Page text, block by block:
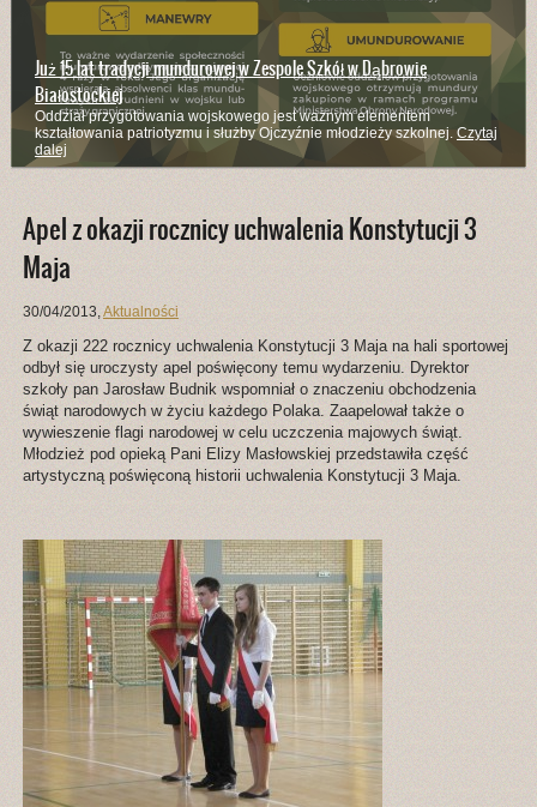
Już 15 lat tradycji mundurowej w Zespole Szkół w Dąbrowie
Białostockiej
Oddział przygotowania wojskowego jest ważnym elementem
kształtowania patriotyzmu i służby Ojczyźnie młodzieży szkolnej. Czytaj
dalej
Apel z okazji rocznicy uchwalenia Konstytucji 3
Maja
30/04/2013,Aktualności
Z okazji 222 rocznicy uchwalenia Konstytucji 3 Maja na hali sportowej
odbył się uroczysty apel poświęcony temu wydarzeniu. Dyrektor
szkoły pan Jarosław Budnik wspomniał o znaczeniu obchodzenia
świąt narodowych w życiu każdego Polaka. Zaapelował także o
wywieszenie flagi narodowej w celu uczczenia majowych świąt.
Młodzież pod opieką Pani Elizy Masłowskiej przedstawiła część
artystyczną poświęconą historii uchwalenia Konstytucji 3 Maja.